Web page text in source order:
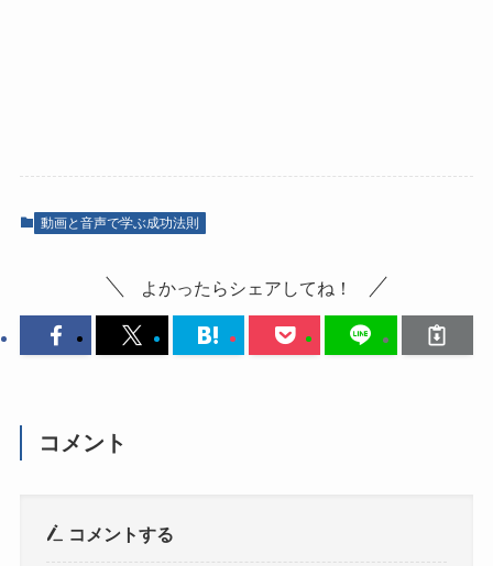
動画と音声で学ぶ成功法則
よかったらシェアしてね！
コメント
コメントする